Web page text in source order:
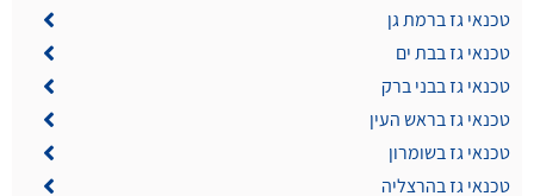
טכנאי גז ברמת גן
טכנאי גז בבת ים
טכנאי גז בבני ברק
טכנאי גז בראש העין
טכנאי גז בשומרון
טכנאי גז בהרצליה